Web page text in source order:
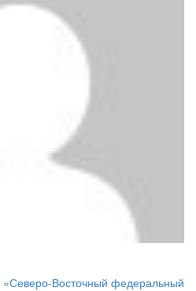
Восточный федеральный